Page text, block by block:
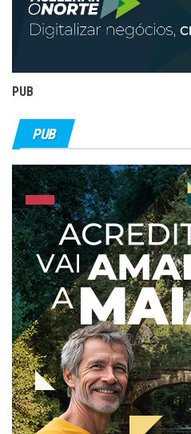
PUB
PUB